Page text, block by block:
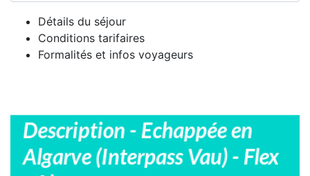
Détails du séjour
Conditions tarifaires
Formalités et infos voyageurs